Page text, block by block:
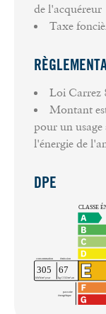
de l'acquéreur
Taxe
Loi Carrez
Montant
pour un
l'énergie de
DPE